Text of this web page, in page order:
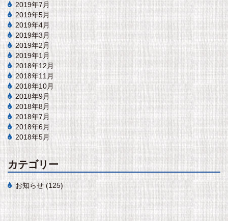
2019年7月
2019年5月
2019年4月
2019年3月
2019年2月
2019年1月
2018年12月
2018年11月
2018年10月
2018年9月
2018年8月
2018年7月
2018年6月
2018年5月
カテゴリー
お知らせ (125)